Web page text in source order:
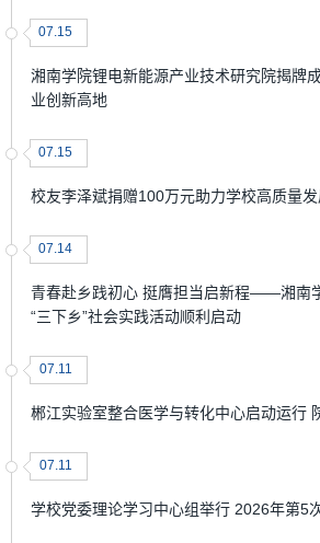
07.15
湘南学院锂电新能源产业技术研究院揭牌
业创新高地
07.15
校友李泽斌捐赠100万元助力学校高质量
07.14
青春赴乡践初心 挺膺担当启新程——湘南
“三下乡”社会实践活动顺利启动
07.11
郴江实验室整合医学与转化中心启动运行
07.11
学校党委理论学习中心组举行 2026年第5